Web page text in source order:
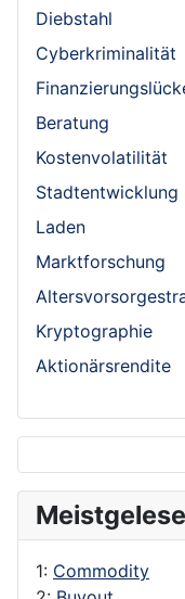
Diebstahl
Cyberkriminalität
Beratung
Kostenvolatilität
Stadtentwicklung
Laden
Marktforschung
Kryptographie
Aktionärsrendite
1: Commodity